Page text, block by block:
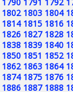
1802 1803 1804
1814 1815 1816
1826 1827 1828
1838 1839 1840
1850 1851 1852
1862 1863 1864
1874 1875 1876
1886 1887 1888